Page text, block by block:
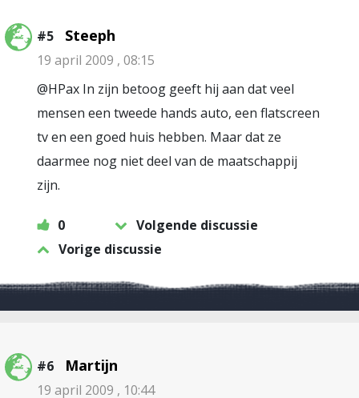
#5 Steeph
19 april 2009 , 08:15
@HPax In zijn betoog geeft hij aan dat veel
mensen een tweede hands auto, een flatscreen
tv en een goed huis hebben. Maar dat ze
daarmee nog niet deel van de maatschappij
zijn.
0
Volgende discussie
Vorige discussie
#6 Martijn
19 april 2009 , 10:44